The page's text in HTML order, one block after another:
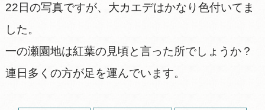
22日の写真ですが、大カエデはかなり色付いてま
した。
一の瀬園地は紅葉の見頃と言った所でしょうか？
連日多くの方が足を運んでいます。